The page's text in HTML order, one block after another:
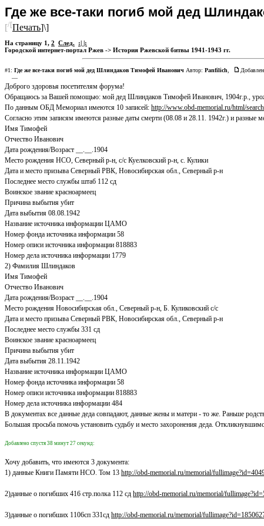
Где же все-таки погиб мой дед
[/[Печать]\]
На страницу 1, 2 След. :| |:
Городской интернет-портал Ржев -> История Ржевской битвы 1941-1943 гг.
#1: Где же все-таки погиб мой дед Шлиндаков Тимофей Иванович Автор: Panfilich
—
Доброго здоровья посетителям форума!
Обращаюсь за Вашей помощью: мой дед Шлиндаков Тимофей Иванович, 1904г.р.,
По данным ОБД Мемориал имеются 10 записей: http://www.obd-memorial.ru/html/
Согласно этим записям имеются разные даты смерти (08.08 и 28.11. 1942г.) и
Имя Тимофей
Отчество Иванович
Дата рождения/Возраст __.__.1904
Место рождения НСО, Северный р-н, с/с Куелковский р-н, с. Кулики
Дата и место призыва Северный РВК, Новосибирская обл., Северный р-н
Последнее место службы штаб 112 сд
Воинское звание красноармеец
Причина выбытия убит
Дата выбытия 08.08.1942
Название источника информации ЦАМО
Номер фонда источника информации 58
Номер описи источника информации 818883
Номер дела источника информации 1779
2) Фамилия Шлиндаков
Имя Тимофей
Отчество Иванович
Дата рождения/Возраст __.__.1904
Место рождения Новосибирская обл., Северный р-н, Б. Куликовский с/с
Дата и место призыва Северный РВК, Новосибирская обл., Северный р-н
Последнее место службы 331 сд
Воинское звание красноармеец
Причина выбытия убит
Дата выбытия 28.11.1942
Название источника информации ЦАМО
Номер фонда источника информации 58
Номер описи источника информации 818883
Номер дела источника информации 484
В документах все данные деда совпадают, данные жены и матери - то же. Раньше
Большая просьба помочь установить судьбу и место захоронения деда.
Добавлено спустя 38 минут 27 секунд:
Хочу добавить, что имеются 3 документа:
1) данные Книги Памяти НСО. Том 13 http://obd-memorial.ru/memorial/
2)данные о погибших 416 стр.полка 112 сд http://obd-memorial.ru/memorial/
3)данные о погибших 1106сп 331сд http://obd-memorial.ru/memorial/